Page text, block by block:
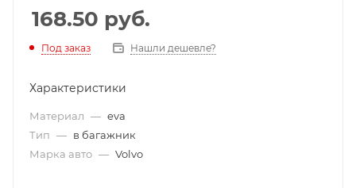
168.50 руб.
Под заказ Нашли дешевле?
Характеристики
Материал — eva
Тип — в багажник
Марка авто — Volvo